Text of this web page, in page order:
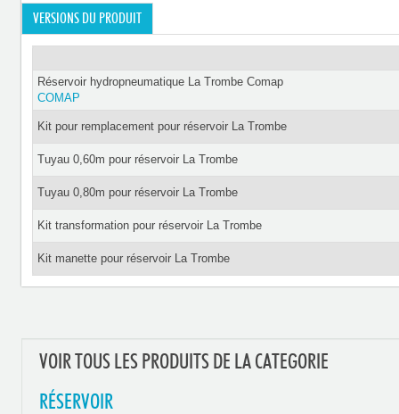
VERSIONS DU PRODUIT
Réservoir hydropneumatique La Trombe Comap
COMAP
Kit pour remplacement pour réservoir La Trombe
Tuyau 0,60m pour réservoir La Trombe
Tuyau 0,80m pour réservoir La Trombe
Kit transformation pour réservoir La Trombe
Kit manette pour réservoir La Trombe
VOIR TOUS LES PRODUITS DE LA CATEGORIE
RÉSERVOIR